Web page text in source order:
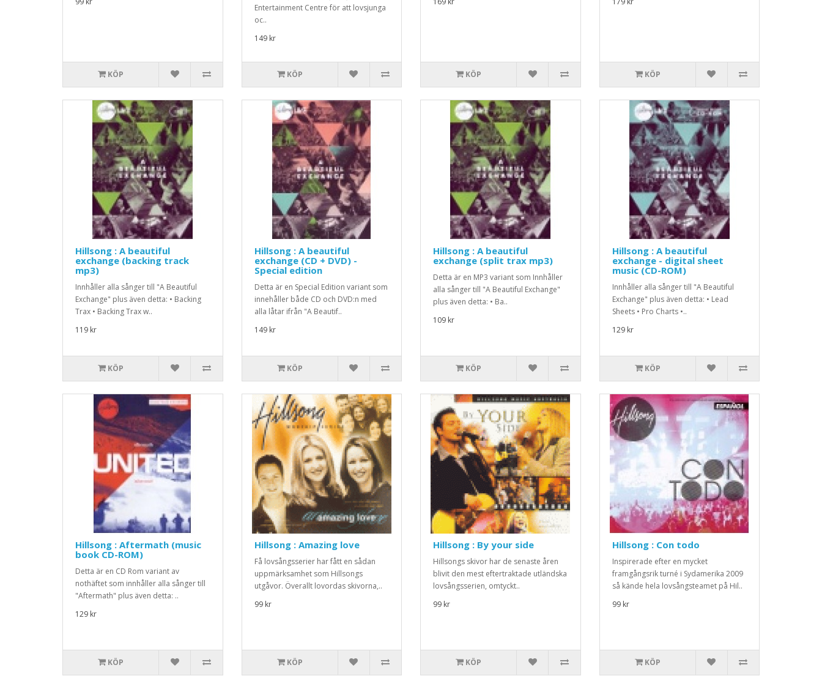
KÖP
Entertainment Centre för att lovsjunga
oc..
149 kr
KÖP KÖP KÖP
Hillsong : A beautiful
exchange (backing track
mp3)
Innhåller alla sånger till "A Beautiful
Exchange" plus även detta: • Backing
Trax • Backing Trax w..
119 kr
KÖP
Hillsong : A beautiful
exchange (CD + DVD) -
Special edition
Detta är en Special Edition variant som
innehåller både CD och DVD:n med
alla låtar ifrån "A Beautif..
149 kr
KÖP
Hillsong : A beautiful
exchange (split trax mp3)
Detta är en MP3 variant som Innhåller
alla sånger till "A Beautiful Exchange"
plus även detta: • Ba..
109 kr
KÖP
Hillsong : A beautiful
exchange - digital sheet
music (CD-ROM)
Innhåller alla sånger till "A Beautiful
Exchange" plus även detta: • Lead
Sheets • Pro Charts •..
129 kr
KÖP
Hillsong : Aftermath (music
book CD-ROM)
Detta är en CD Rom variant av
nothäftet som innhåller alla sånger till
"Aftermath" plus även detta: ..
129 kr
KÖP
Hillsong : Amazing love
Få lovsångsserier har fått en sådan
uppmärksamhet som Hillsongs
utgåvor. Överallt lovordas skivorna,..
99 kr
KÖP
Hillsong : By your side
Hillsongs skivor har de senaste åren
blivit den mest eftertraktade utländska
lovsångsserien, omtyckt..
99 kr
KÖP
Hillsong : Con todo
Inspirerade efter en mycket
framgångsrik turné i Sydamerika 2009
så kände hela lovsångsteamet på Hil..
99 kr
KÖP